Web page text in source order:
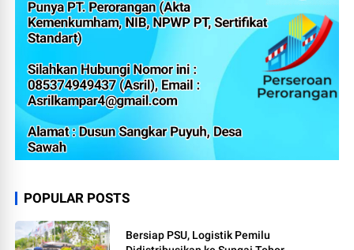
POPULAR POSTS
Bersiap PSU, Logistik Pemilu